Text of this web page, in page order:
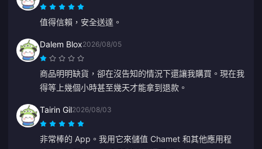
值得信賴，安全送達。
Dalem Blox2026/08/05
商品明明缺貨，卻在沒告知的情況下還讓我購買。現在我
得等上幾個小時甚至幾天才能拿到退款。
Tairin Gil2026/08/03
非常棒的 App。我用它來儲值 Chamet 和其他應用程